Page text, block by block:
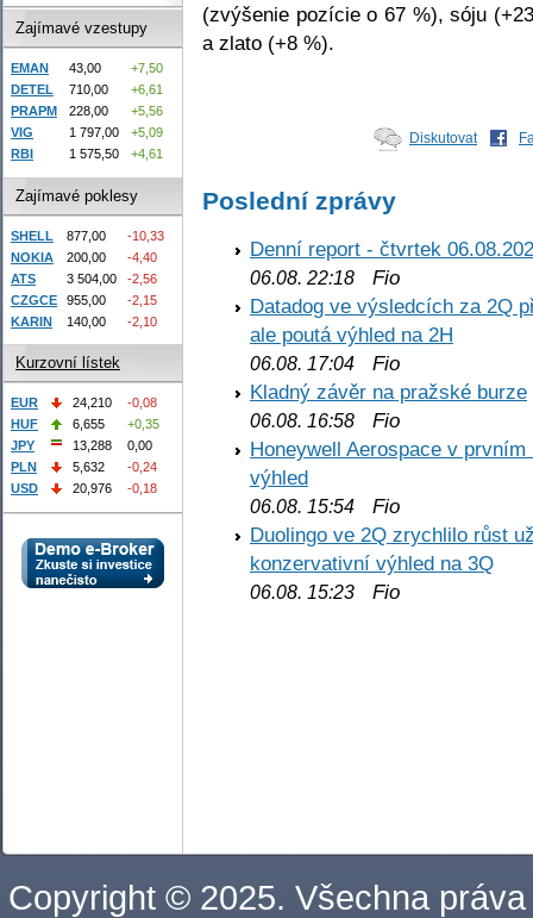
(zvýšenie pozície o 67 %), sóju
a zlato (+8 %).
Diskutovat
Poslední zprávy
Denní report - čtvrtek
06.08. 22:18 Fio
Datadog ve výsledcích za 2Q
ale poutá výhled na 2H
06.08. 17:04 Fio
Kladný závěr na pražské burze
06.08. 16:58 Fio
Honeywell Aerospace v
výhled
06.08. 15:54 Fio
Duolingo ve 2Q zrychlilo růst
konzervativní výhled na 3Q
06.08. 15:23 Fio
Zajímavé vzestupy
EMAN 43,00
+7,50
DETEL
710,00
+6,61
PRAPM
228,00
+5,56
VIG
1 797,00
+5,09
RBI
1 575,50 +4,61
Zajímavé poklesy
SHELL 877,00
-10,33
NOKIA
200,00
-4,40
ATS
3 504,00
-2,56
CZGCE
955,00
-2,15
KARIN
140,00 -2,10
Kurzovní lístek
EUR 24,210
-0,08
HUF
6,655
+0,35
JPY
13,288
0,00
PLN
5,632
-0,24
USD
20,976 -0,18
Copyright © 2025. Všechna práva